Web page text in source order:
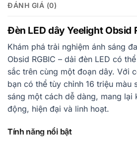
ĐÁNH GIÁ (0)
Đèn LED dây Yeelight Obsid
Khám phá trải nghiệm ánh sáng
Obsid RGBIC – dải đèn LED có
sắc trên cùng một đoạn dây. Với
bạn có thể tùy chỉnh 16 triệu màu
sáng một cách dễ dàng, mang lại
động, hiện đại và linh hoạt.
Tính năng nổi bật